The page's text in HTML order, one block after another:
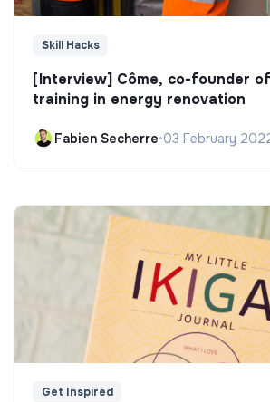
Skill Hacks
[Interview] Côme, co-founder
training in energy renovation
Fabien Secherre•03 February
Get Inspired